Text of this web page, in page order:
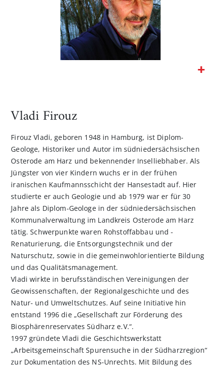
Bildgalerie
Vladi Firouz
Firouz Vladi, geboren 1948 in Hamburg, ist Diplom-
Geologe, Historiker und Autor im südniedersächsischen
Osterode am Harz und bekennender Inselliebhaber. Als
Jüngster von vier Kindern wuchs er in der frühen
iranischen Kaufmannsschicht der Hansestadt auf. Hier
studierte er auch Geologie und ab 1979 war er für 30
Jahre als Diplom-Geologe in der südniedersächsischen
Kommunalverwaltung im Landkreis Osterode am Harz
tätig. Schwerpunkte waren Rohstoffabbau und -
Renaturierung, die Entsorgungstechnik und der
Naturschutz, sowie in die gemeinwohlorientierte Bildung
und das Qualitätsmanagement.
Vladi wirkte in berufsständischen Vereinigungen der
Geowissenschaften, der Regionalgeschichte und des
Natur- und Umweltschutzes. Auf seine Initiative hin
entstand 1996 die „Gesellschaft zur Förderung des
Biosphärenreservates Südharz e.V.“.
1997 gründete Vladi die Geschichtswerkstatt
„Arbeitsgemeinschaft Spurensuche in der Südharzregion“
zur Dokumentation des NS-Unrechts. Mit Bildung des